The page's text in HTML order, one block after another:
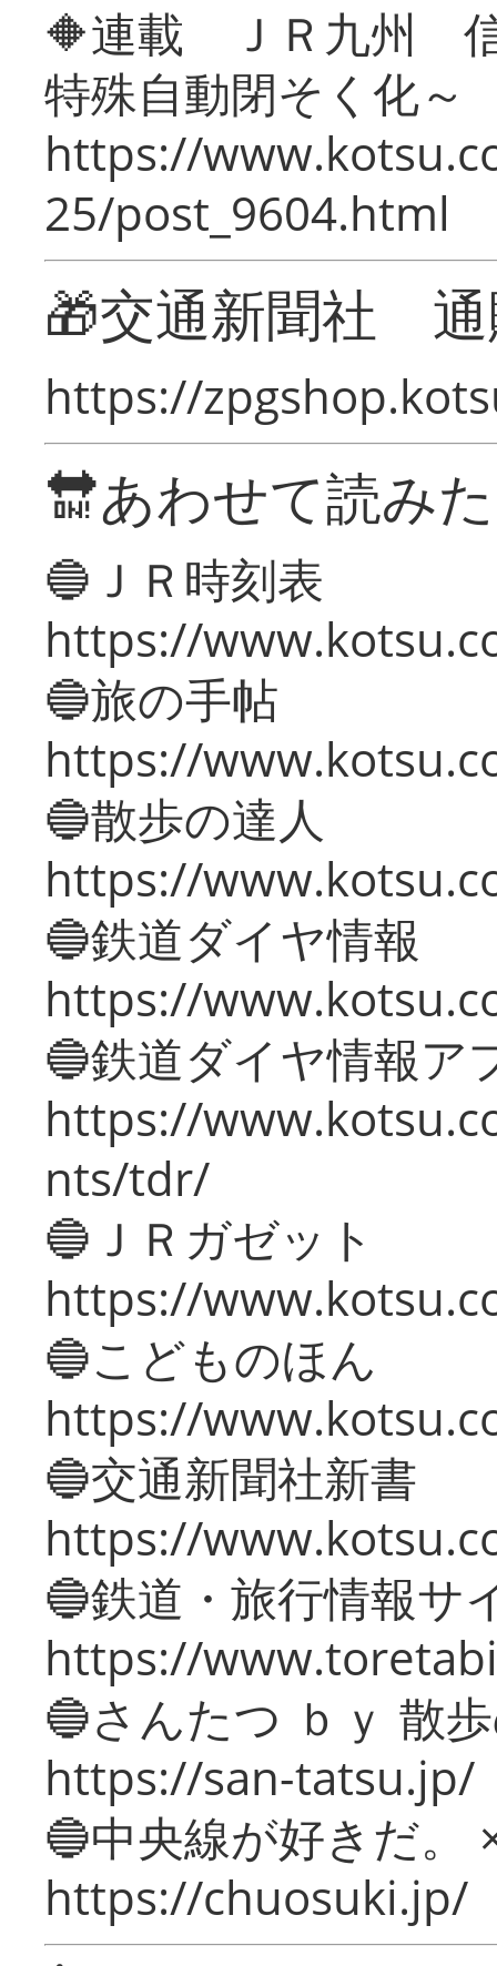
🔶連載 ＪＲ九州 信
特殊自動閉そく化～
https://
25/post_9604.html
🎁交通新聞社
https://
🔛あわせて読み
🔵ＪＲ時刻表
https://
🔵旅の手帖
https://
🔵散歩の達人
https://
🔵鉄道ダイヤ情報
https://
🔵鉄道ダイヤ情報ア
https://
nts/tdr/
🔵ＪＲガゼット
https://
🔵こどものほん
https://
🔵交通新聞社新書
https://
🔵鉄道・旅行情報サ
https://
🔵さんたつ ｂｙ 散
https://san-tatsu.jp/
🔵中央線が好きだ。
https://chuosuki.jp/